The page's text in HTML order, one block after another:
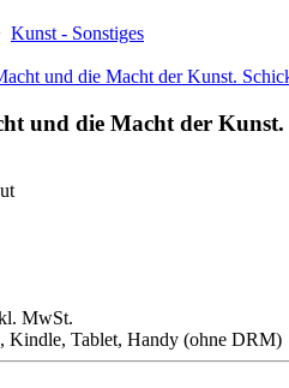
Kunst - Sonstiges
und die Macht der
MwSt.
Kindle, Tablet, Handy (ohne DRM)